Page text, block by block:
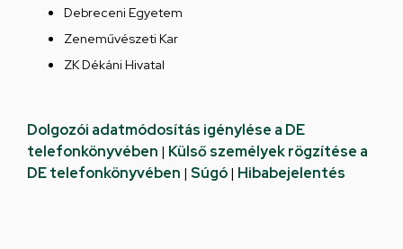
Debreceni Egyetem
Zeneművészeti Kar
ZK Dékáni Hivatal
Dolgozói adatmódosítás igénylése a DE
telefonkönyvében | Külső személyek rögzítése a
DE telefonkönyvében | Súgó| Hibabejelentés